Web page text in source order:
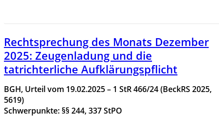
Rechtsprechung des Monats Dezember
2025: Zeugenladung und die
tatrichterliche Aufklärungspflicht
BGH, Urteil vom 19.02.2025 – 1 StR 466/24 (BeckRS 2025,
5619)
Schwerpunkte: §§ 244, 337 StPO